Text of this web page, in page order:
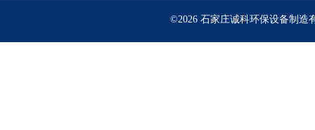
©2026 石家庄诚科环保设备制造